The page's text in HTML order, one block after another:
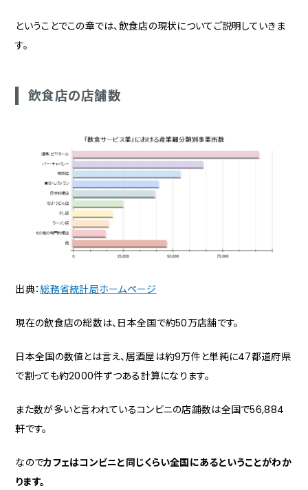
ということでこの章では、飲食店の現状についてご説明していきま
す。
飲食店の店舗数
出典：総務省統計局ホームページ
現在の飲食店の総数は、日本全国で約50万店舗です。
日本全国の数値とは言え、居酒屋は約9万件と単純に47都道府県
で割っても約2000件ずつある計算になります。
また数が多いと言われているコンビニの店舗数は全国で56,884
軒です。
なのでカフェはコンビニと同じくらい全国にあるということがわか
ります。